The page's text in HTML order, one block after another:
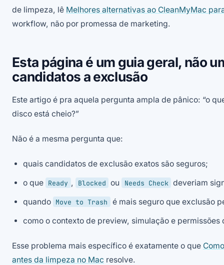
de limpeza, lê Melhores alternativas ao CleanMyMac
workflow, não por promessa de marketing.
Esta página é um guia geral, não
candidatos a exclusão
Este artigo é pra aquela pergunta ampla de pânico: “o
disco está cheio?”
Não é a mesma pergunta que:
quais candidatos de exclusão exatos são seguros;
o que Ready , Blocked ou Needs Check deveriam
quando Move to Trash
é mais seguro que exclusão
como o contexto de preview, simulação e
Esse problema mais específico é exatamente o que
antes da limpeza no Mac resolve.